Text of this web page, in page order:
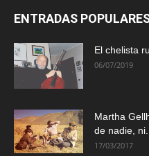
ENTRADAS
El chelista
06/07/2019
Martha
de nadie, ni...
17/03/2017